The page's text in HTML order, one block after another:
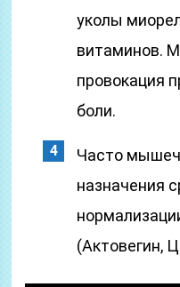
уколы
витаминов.
провокация
боли.
Часто
назначения
(Актовегин,